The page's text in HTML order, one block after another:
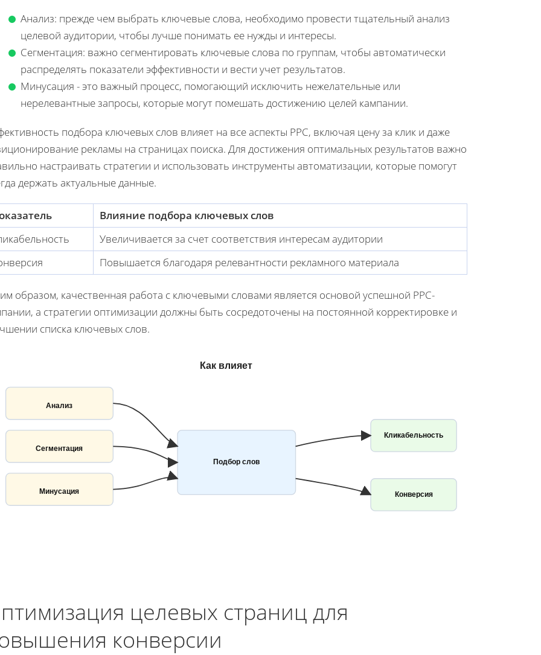
Анализ: прежде чем выбрать ключевые слова, необходимо провести тщательный анализ
целевой аудитории, чтобы лучше понимать ее нужды и интересы.
Сегментация: важно сегментировать ключевые слова по группам, чтобы автоматически
распределять показатели эффективности и вести учет результатов.
Минусация - это важный процесс, помогающий исключить нежелательные или
нерелевантные запросы, которые могут помешать достижению целей кампании.
подбора ключевых слов влияет на все аспекты PPC, включая цену за клик и даже
рекламы на страницах поиска. Для достижения оптимальных результатов важно
настраивать стратегии и использовать инструменты автоматизации, которые помогут
держать актуальные данные.
Влияние подбора ключевых слов
Увеличивается за счет соответствия интересам аудитории
Повышается благодаря релевантности рекламного материала
образом, качественная работа с ключевыми словами является основой успешной PPC-
а стратегии оптимизации должны быть сосредоточены на постоянной корректировке и
списка ключевых слов.
Как влияет
Анализ
Сегментация
Минусация
Подбор слов
Кликабельность
Конверсия
целевых страниц для
конверсии